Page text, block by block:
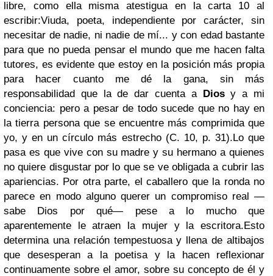
libre, como ella misma atestigua en la carta 10 al
escribir:Viuda, poeta, independiente por carácter, sin
necesitar de nadie, ni nadie de mí... y con edad bastante
para que no pueda pensar el mundo que me hacen falta
tutores, es evidente que estoy en la posición más propia
para hacer cuanto me dé la gana, sin más
responsabilidad que la de dar cuenta a Diosy a mi
conciencia: pero a pesar de todo sucede que no hay en
la tierra persona que se encuentre más comprimida que
yo, y en un círculo más estrecho (C. 10, p. 31).Lo que
pasa es que vive con su madre y su hermano a quienes
no quiere disgustar por lo que se ve obligada a cubrir las
apariencias. Por otra parte, el caballero que la ronda no
parece en modo alguno querer un compromiso real —
sabe Dios por qué— pese a lo mucho que
aparentemente le atraen la mujer y la escritora.Esto
determina una relación tempestuosa y llena de altibajos
que desesperan a la poetisa y la hacen reflexionar
continuamente sobre el amor, sobre su concepto de él y